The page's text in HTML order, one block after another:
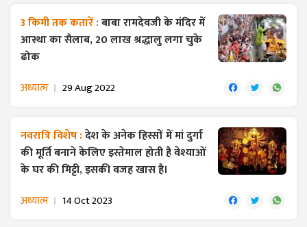
3 किमी तक कतारें :बाबा रामदेवजी के मंदिर में
आस्था का सैलाब, 20 लाख श्रद्धालु लगा चुके
ढोक
अध्यात्म 29 Aug 2022
नवरात्रि विशेष :देश के अनेक हिस्सों में मां दुर्गा
की मूर्ति बनाने केलिए इस्तेमाल होती है वेश्याओं
के घर की मिट्टी, इसकी वजह खास है।
अध्यात्म 14 Oct 2023